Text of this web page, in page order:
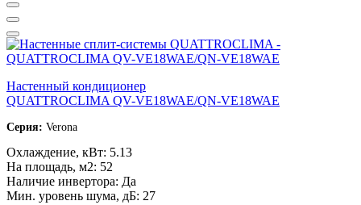
Настенный кондиционер
QUATTROCLIMA QV-VE18WAE/QN-VE18WAE
Серия: Verona
Охлаждение, кВт: 5.13
На площадь, м2: 52
Наличие инвертора: Да
Мин. уровень шума, дБ: 27